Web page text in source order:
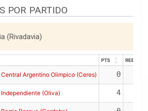
POR PARTIDO
(Rivadavia)
PTS
REB
Central Argentino Olimpico (Ceres) 0
Independiente (Oliva) 4